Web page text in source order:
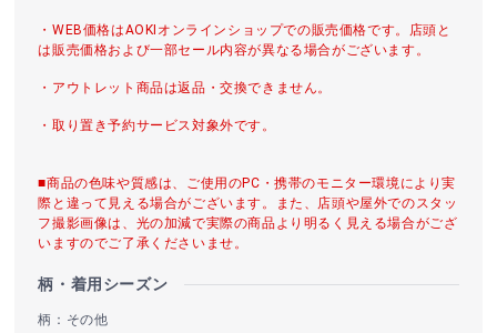
・WEB価格はAOKIオンラインショップでの販売価格です。店頭と
は販売価格および一部セール内容が異なる場合がございます。
・アウトレット商品は返品・交換できません。
・取り置き予約サービス対象外です。
■商品の色味や質感は、ご使用のPC・携帯のモニター環境により実
際と違って見える場合がございます。また、店頭や屋外でのスタッ
フ撮影画像は、光の加減で実際の商品より明るく見える場合がござ
いますのでご了承くださいませ。
柄・着用シーズン
柄：その他